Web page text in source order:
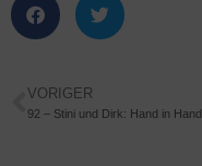
VORIGER